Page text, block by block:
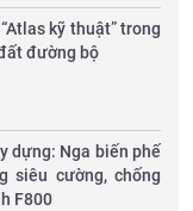
kỹ thuật” trong
đường bộ
dựng: Nga biến phế
siêu cường, chống
F800